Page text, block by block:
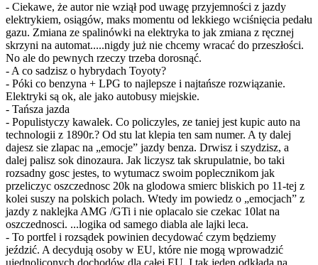
- Ciekawe, że autor nie wziął pod uwagę przyjemności z jazdy
elektrykiem, osiągów, maks momentu od lekkiego wciśnięcia pedału
gazu. Zmiana ze spalinówki na elektryka to jak zmiana z ręcznej
skrzyni na automat.....nigdy już nie chcemy wracać do przeszłości.
No ale do pewnych rzeczy trzeba dorosnąć.
- A co sadzisz o hybrydach Toyoty?
- Póki co benzyna + LPG to najlepsze i najtańsze rozwiązanie.
Elektryki są ok, ale jako autobusy miejskie.
- Tańsza jazda
- Populistyczy kawalek. Co policzyles, ze taniej jest kupic auto na
technologii z 1890r.? Od stu lat klepia ten sam numer. A ty dalej
dajesz sie zlapac na „emocje” jazdy benza. Drwisz i szydzisz, a
dalej palisz sok dinozaura. Jak liczysz tak skrupulatnie, bo taki
rozsadny gosc jestes, to wytumacz swoim poplecznikom jak
przeliczyc oszczednosc 20k na glodowa smierc bliskich po 11-tej z
kolei suszy na polskich polach. Wtedy im powiedz o „emocjach” z
jazdy z naklejka AMG /GTi i nie oplacalo sie czekac 10lat na
oszczednosci. ...logika od samego diabla ale lajki leca.
- To portfel i rozsądek powinien decydować czym będziemy
jeździć. A decydują osoby w EU, które nie mogą wprowadzić
ujednoliconych dochodów dla całej EU. I tak jeden odkłada na